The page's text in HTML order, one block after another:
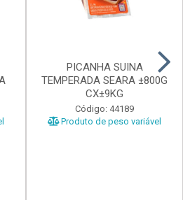
PICANHA SUINA
TEMPERADA SEARA ±800G
CX±9KG
Código: 44189
Produto de peso variável